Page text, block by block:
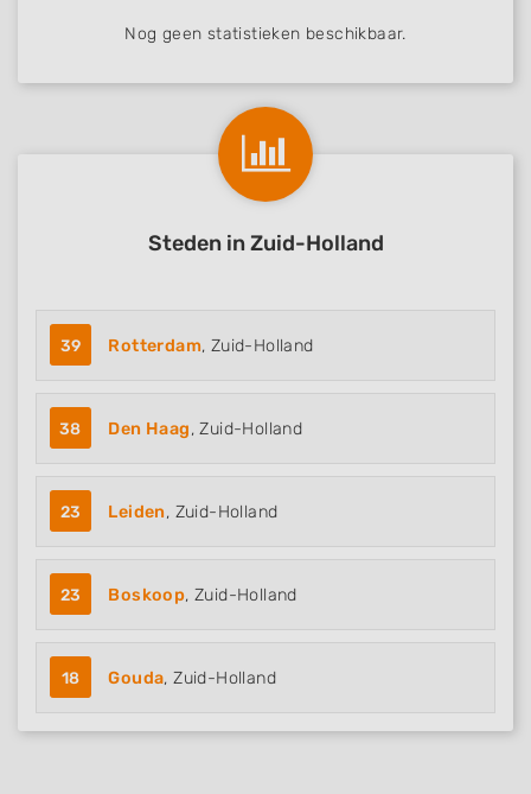
Nog geen statistieken beschikbaar.
Steden in Zuid-Holland
39 Rotterdam, Zuid-Holland
38 Den Haag, Zuid-Holland
23 Leiden, Zuid-Holland
23 Boskoop, Zuid-Holland
18 Gouda, Zuid-Holland